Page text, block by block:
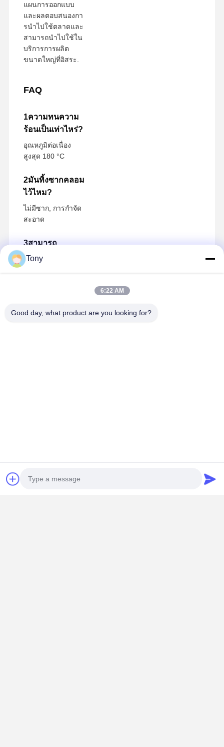
แผนการออกแบบ
และผลตอบสนองกา
รนําไปใช้ตลาดและ
สามารถนําไปใช้ใน
บริการการผลิต
ขนาดใหญ่ที่อิสระ.
FAQ
1ความทนความ
ร้อนเป็นเท่าไหร่?
อุณหภูมิต่อเนื่อง
สูงสุด 180 °C
2มันทิ้งซากคลอม
ไว้ไหม?
ไม่มีซาก, การกําจัด
สะอาด
3สามารถ
ปรับปรุงราย
ละเอียดได้มั้ย?
Tony
6:22 AM
Good day, what product are you looking for?